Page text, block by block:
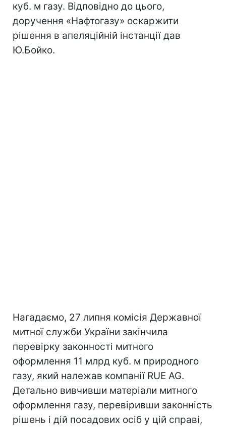
куб. м газу. Відповідно до цього,
доручення «Нафтогазу» оскаржити
рішення в апеляційній інстанції дав
Ю.Бойко.
Нагадаємо, 27 липня комісія Державної
митної служби України закінчила
перевірку законності митного
оформлення 11 млрд куб. м природного
газу, який належав компанії RUE AG.
Детально вивчивши матеріали митного
оформлення газу, перевіривши законність
рішень і дій посадових осіб у цій справі,